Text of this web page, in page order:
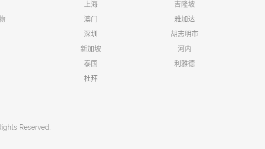
上海
澳门
深圳
新加坡
泰国
杜拜
吉隆坡
雅加达
胡志明市
河内
利雅德
Reserved.